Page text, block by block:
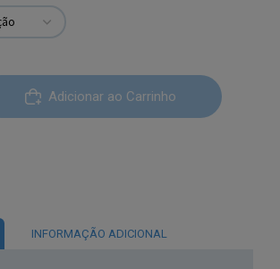
Adicionar ao Carrinho
INFORMAÇÃO ADICIONAL